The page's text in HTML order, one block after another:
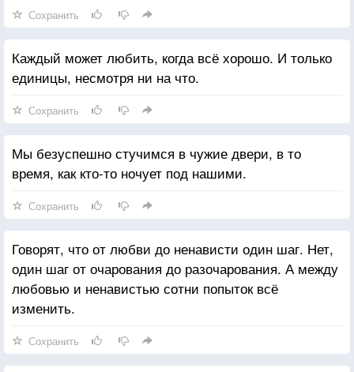
Сохранить
Каждый может любить, когда всё хорошо. И только
единицы, несмотря ни на что.
Сохранить
Мы безуспешно стучимся в чужие двери, в то
время, как кто-то ночует под нашими.
Сохранить
Говорят, что от любви до ненависти один шаг. Нет,
один шаг от очарования до разочарования. А между
любовью и ненавистью сотни попыток всё
изменить.
Сохранить